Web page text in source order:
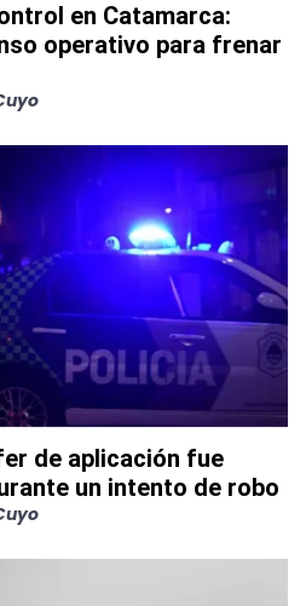
en Catamarca:
operativo para frenar
de aplicación fue
un intento de robo